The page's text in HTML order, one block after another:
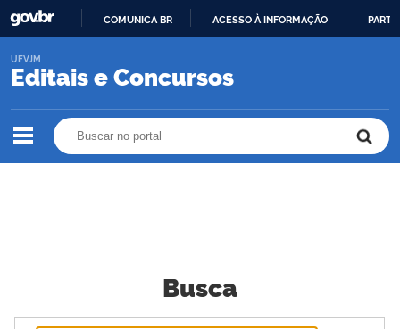
O
COMUNICA BR ACESSO À INFORMAÇÃO
Editais e Concursos
UFVJM
Busca